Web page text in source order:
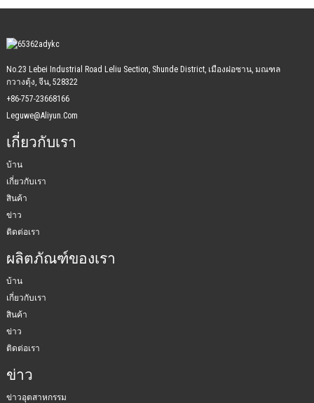
No.23 Lebei Industrial Road Leliu Section, Shunde District, เมืองฝอซาน, มณฑล
กวางตุ้ง, จีน, 528322
+86-757-23668166
Leguwe@aliyun.com
เกี่ยวกับเรา
บ้าน
เกี่ยวกับเรา
สินค้า
ข่าว
ติดต่อเรา
ผลิตภัณฑ์ของเรา
บ้าน
เกี่ยวกับเรา
สินค้า
ข่าว
ติดต่อเรา
ข่าว
ข่าวอุตสาหกรรม